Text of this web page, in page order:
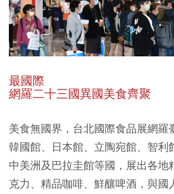
最國際
網羅二十三國異國美食齊聚
美食無國界，台北國際食品展網羅
韓國館、日本館、立陶宛館、智利
中美洲及巴拉圭館等國，展出各地
克力、精品咖啡、鮮釀啤酒，與國